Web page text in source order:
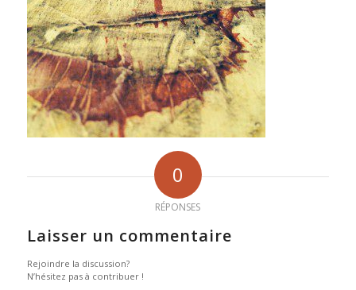
0
RÉPONSES
Laisser un commentaire
Rejoindre la discussion?
N’hésitez pas à contribuer !